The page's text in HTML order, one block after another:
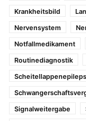
Krankheitsbild
Nervensystem
Notfallmedikament
Routinediagnostik
Signalweitergabe